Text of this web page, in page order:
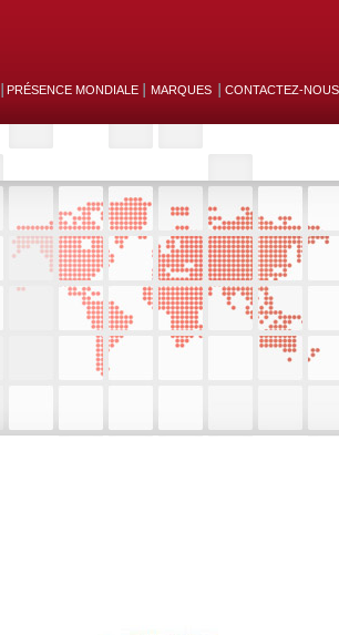
PRÉSENCE MONDIALE MARQUES CONTACTEZ-NOUS